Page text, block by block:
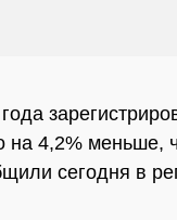
на 4,2% меньше,
сегодня в